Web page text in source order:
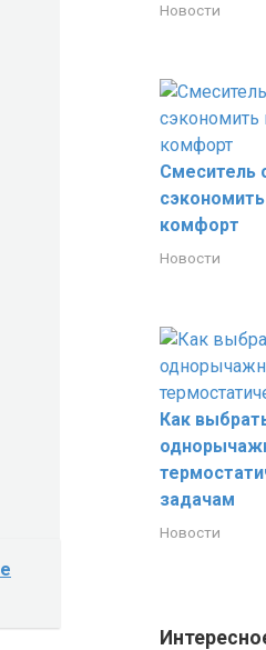
Новости
Смеситель
комфорт
Новости
Как
задачам
Новости